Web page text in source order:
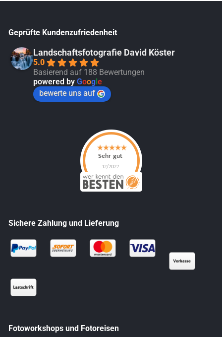
Geprüfte Kundenzufriedenheit
Landschaftsfotografie David Köster
5.0
Basierend auf 188 Bewertungen
powered by Google
bewerte uns auf
Sichere Zahlung und Lieferung
Fotoworkshops und Fotoreisen